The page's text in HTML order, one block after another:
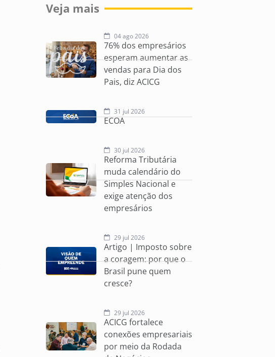
Veja mais
04 ago 2026
76% dos empresários
esperam aumentar as
vendas para Dia dos
Pais, diz ACICG
31 jul 2026
ECOA
30 jul 2026
Reforma Tributária
muda calendário do
Simples Nacional e
exige atenção dos
empresários
29 jul 2026
Artigo | Imposto sobre
a coragem: por que o
Brasil pune quem
cresce?
29 jul 2026
ACICG fortalece
conexões empresariais
por meio da Rodada